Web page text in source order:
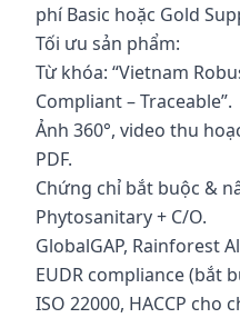
phí Basic hoặc Gold
Tối ưu sản phẩm:
Từ khóa: “Vietnam
Compliant – Traceable”.
Ảnh 360°, video thu
PDF.
Chứng chỉ bắt buộc &
Phytosanitary + C/O.
GlobalGAP, Rainforest
EUDR compliance (bắt
ISO 22000, HACCP cho